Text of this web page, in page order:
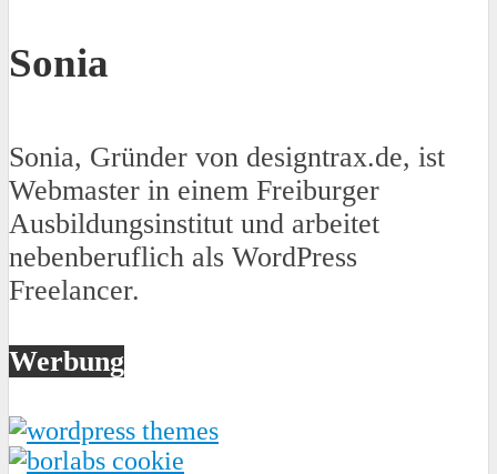
Sonia
Sonia, Gründer von designtrax.de, ist
Webmaster in einem Freiburger
Ausbildungsinstitut und arbeitet
nebenberuflich als WordPress
Freelancer.
Werbung